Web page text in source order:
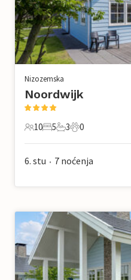
Nizozemska
Noordwijk
10 Gosti
10
5 Spavaće sobe
5
3 Kupaonice
3
0 Kućni ljubimac
0
6. stu • 7 noćenja